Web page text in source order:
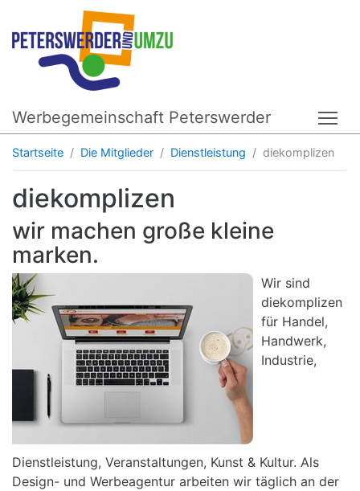
Werbegemeinschaft Peterswerder
Startseite Die Mitglieder Dienstleistung diekomplizen
diekomplizen
wir machen große kleine
marken.
Wir sind
diekomplizen
für Handel,
Handwerk,
Industrie,
Dienstleistung, Veranstaltungen, Kunst & Kultur. Als
Design- und Werbeagentur arbeiten wir täglich an der